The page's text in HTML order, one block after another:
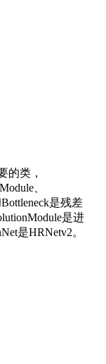
的类，
、
是残差
是进
是HRNetv2。